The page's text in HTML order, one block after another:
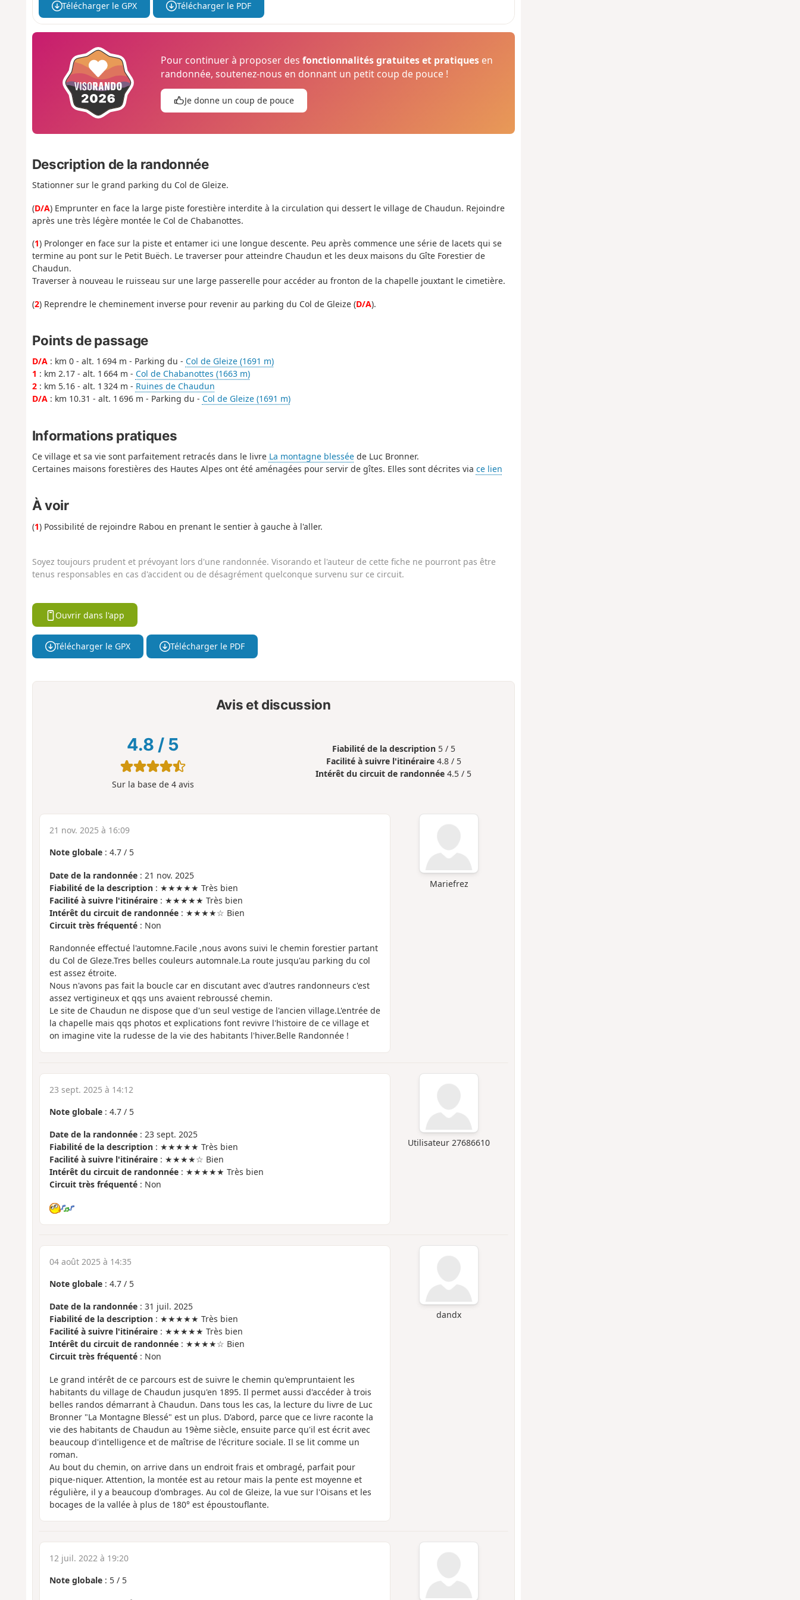
Télécharger le GPX Télécharger le PDF
Pour continuer à proposer desfonctionnalités gratuites et pratiques en
randonnée, soutenez-nous en donnant un petit coup de pouce !
Je donne un coup de pouce
Description de la randonnée
Stationner sur le grand parking du Col de Gleize.
(D/A) Emprunter en face la large piste forestière interdite à la circulation qui dessert le village de Chaudun. Rejoindre
après une très légère montée le Col de Chabanottes.
(1) Prolonger en face sur la piste et entamer ici une longue descente. Peu après commence une série de lacets qui se
termine au pont sur le Petit Buëch. Le traverser pour atteindre Chaudun et les deux maisons du Gîte Forestier de
Chaudun.
Traverser à nouveau le ruisseau sur une large passerelle pour accéder au fronton de la chapelle jouxtant le cimetière.
(2) Reprendre le cheminement inverse pour revenir au parking du Col de Gleize (D/A).
Points de passage
D/A: km 0 - alt. 1 694 m - Parking du - Col de Gleize (1691 m)
1 : km 2.17 - alt. 1 664 m - Col de Chabanottes (1663 m)
2: km 5.16 - alt. 1 324 m - Ruines de Chaudun
D/A: km 10.31 - alt. 1 696 m - Parking du - Col de Gleize (1691 m)
Informations pratiques
Ce village et sa vie sont parfaitement retracés dans le livre La montagne blesséede Luc Bronner.
Certaines maisons forestières des Hautes Alpes ont été aménagées pour servir de gîtes. Elles sont décrites via ce lien
À voir
(1) Possibilité de rejoindre Rabou en prenant le sentier à gauche à l'aller.
Soyez toujours prudent et prévoyant lors d'une randonnée. Visorando et l'auteur de cette fiche ne pourront pas être
tenus responsables en cas d'accident ou de désagrément quelconque survenu sur ce circuit.
Ouvrir dans l'app
Télécharger le GPX Télécharger le PDF
Avis et discussion
4.8 / 5
Sur la base de 4avis
Fiabilité de la description 5 / 5
Facilité à suivre l'itinéraire 4.8 / 5
Intérêt du circuit de randonnée 4.5 / 5
Mariefrez
21 nov. 2025 à 16:09
Note globale: 4.7/ 5
Date de la randonnée: 21 nov. 2025
Fiabilité de la description: ★★★★★ Très bien
Facilité à suivre l'itinéraire: ★★★★★ Très bien
Intérêt du circuit de randonnée: ★★★★☆ Bien
Circuit très fréquenté: Non
Randonnée effectué l'automne.Facile ,nous avons suivi le chemin forestier partant
du Col de Gleze.Tres belles couleurs automnale.La route jusqu'au parking du col
est assez étroite.
Nous n'avons pas fait la boucle car en discutant avec d'autres randonneurs c'est
assez vertigineux et qqs uns avaient rebroussé chemin.
Le site de Chaudun ne dispose que d'un seul vestige de l'ancien village.L'entrée de
la chapelle mais qqs photos et explications font revivre l'histoire de ce village et
on imagine vite la rudesse de la vie des habitants l'hiver.Belle Randonnée !
Utilisateur 27686610
23 sept. 2025 à 14:12
Note globale: 4.7/ 5
Date de la randonnée: 23 sept. 2025
Fiabilité de la description: ★★★★★ Très bien
Facilité à suivre l'itinéraire: ★★★★☆ Bien
Intérêt du circuit de randonnée: ★★★★★ Très bien
Circuit très fréquenté: Non
dandx
04 août 2025 à 14:35
Note globale: 4.7/ 5
Date de la randonnée: 31 juil. 2025
Fiabilité de la description: ★★★★★ Très bien
Facilité à suivre l'itinéraire: ★★★★★ Très bien
Intérêt du circuit de randonnée: ★★★★☆ Bien
Circuit très fréquenté: Non
Le grand intérêt de ce parcours est de suivre le chemin qu'empruntaient les
habitants du village de Chaudun jusqu'en 1895. Il permet aussi d'accéder à trois
belles randos démarrant à Chaudun. Dans tous les cas, la lecture du livre de Luc
Bronner "La Montagne Blessé" est un plus. D'abord, parce que ce livre raconte la
vie des habitants de Chaudun au 19ème siècle, ensuite parce qu'il est écrit avec
beaucoup d'intelligence et de maîtrise de l'écriture sociale. Il se lit comme un
roman.
Au bout du chemin, on arrive dans un endroit frais et ombragé, parfait pour
pique-niquer. Attention, la montée est au retour mais la pente est moyenne et
régulière, il y a beaucoup d'ombrages. Au col de Gleize, la vue sur l'Oisans et les
bocages de la vallée à plus de 180° est époustouflante.
12 juil. 2022 à 19:20
Note globale: 5/ 5